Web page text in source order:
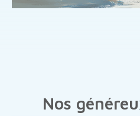
Nos